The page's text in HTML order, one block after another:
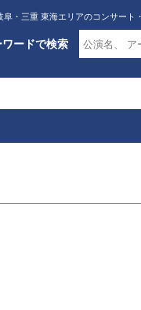
阜・三重 東海エリアのコンサート
ワードで検索